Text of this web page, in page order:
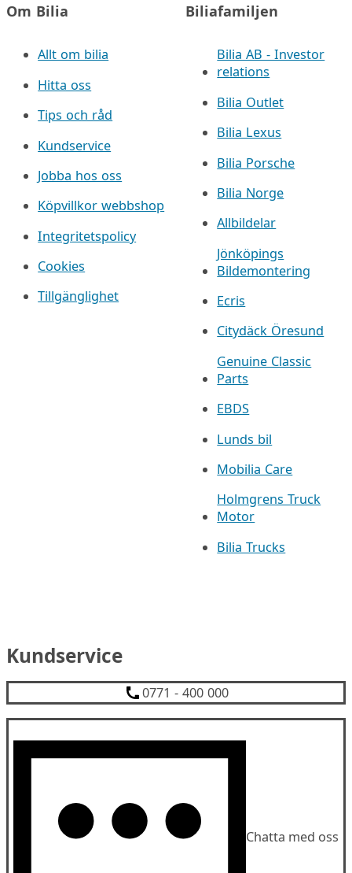
Om Bilia
Allt om bilia
Hitta oss
Tips och råd
Kundservice
Jobba hos oss
Köpvillkor webbshop
Integritetspolicy
Cookies
Tillgänglighet
Biliafamiljen
Bilia AB - Investor
relations
Bilia Outlet
Bilia Lexus
Bilia Porsche
Bilia Norge
Allbildelar
Jönköpings
Bildemontering
Ecris
Citydäck Öresund
Genuine Classic
Parts
EBDS
Lunds bil
Mobilia Care
Holmgrens Truck
Motor
Bilia Trucks
Kundservice
0771 - 400 000
Chatta med oss